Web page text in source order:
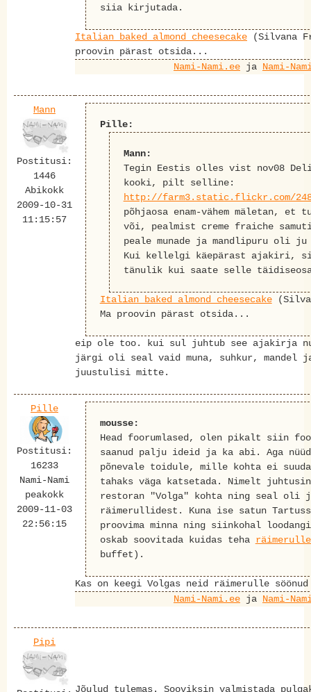
siia kirjutada.
Italian baked almond cheesecake (Silvana
proovin pärast otsida...
Nami-Nami.ee ja Nami-
Mann
Postitusi:
1446
Abikokk
2009-10-31
11:15:57
Pille:
Mann:
Tegin Eestis olles vist nov08
kooki, pilt selline:
http://farm3.static.flickr.com/2487/
põhjaosa enam-vähem mäletan, et
või, pealmist creme fraiche
peale munade ja mandlipuru oli
Kui kellelgi käepärast ajakiri,
tänulik kui saate selle
Italian baked almond cheesecake
Ma proovin pärast otsida...
eip ole too. kui sul juhtub see ajakirja
järgi oli seal vaid muna, suhkur, mandel
juustulisi mitte.
Pille
Postitusi:
16233
Nami-Nami
peakokk
2009-11-03
22:56:15
mousse:
Head foorumlased, olen pikalt siin
saanud palju ideid ja ka abi. Aga
põnevale toidule, mille kohta ei
tahaks väga katsetada. Nimelt
restoran "Volga" kohta ning seal oli
räimerullidest. Kuna ise satun
proovima minna ning siinkohal
oskab soovitada kuidas teha
buffet).
Kas on keegi Volgas neid räimerulle
Nami-Nami.ee ja Nami-
Pipi
Jõulud tulemas. Sooviksin valmistada